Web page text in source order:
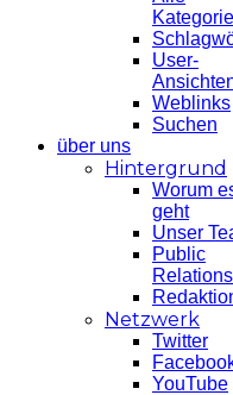
User-
Weblinks
Suchen
über uns
Hintergrund
Worum
geht
Unser
Public
Relations
Netzwerk
Twitter
YouTube